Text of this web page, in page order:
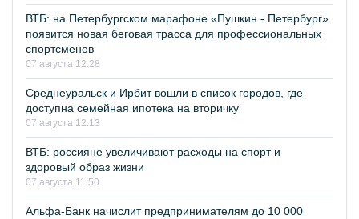
ВТБ: на Петербургском марафоне «Пушкин - Петербург»
появится новая беговая трасса для профессиональных
спортсменов
07 августа 12:28
Среднеуральск и Ирбит вошли в список городов, где
доступна семейная ипотека на вторичку
07 августа 12:13
ВТБ: россияне увеличивают расходы на спорт и
здоровый образ жизни
07 августа 11:50
Альфа-Банк начислит предпринимателям до 10 000